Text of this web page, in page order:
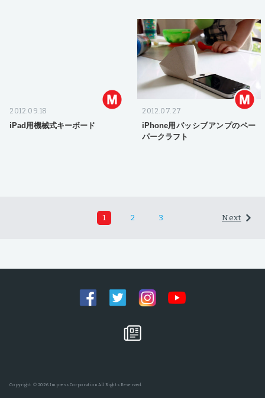
2012.09.18
iPad用機械式キーボード
2012.07.27
iPhone用パッシブアンプのペー
パークラフト
1 2 3 Next
Copyright © 2026 Impress Corporation All Rights Reserved.